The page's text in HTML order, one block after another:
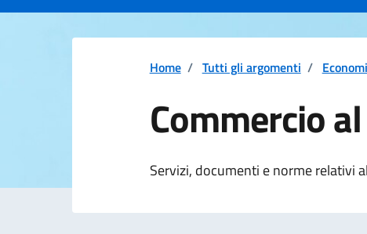
Home / Tutti gli argomenti /
Commercio
Dettagli della
Servizi, documenti e norme relativi